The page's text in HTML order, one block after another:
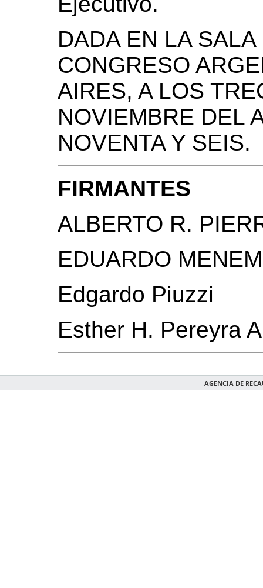
DADA EN LA
CONGRESO
AIRES, A LOS
NOVIEMBRE DEL
NOVENTA Y SEIS.
FIRMANTES
ALBERTO R.
EDUARDO MENEM
Edgardo Piuzzi
Esther H. Pereyra
AGENCIA DE